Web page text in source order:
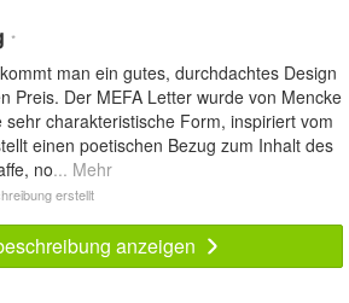
*
man ein gutes, durchdachtes Design
Preis. Der MEFA Letter wurde von Mencke
sehr charakteristische Form, inspiriert vom
einen poetischen Bezug zum Inhalt des
no... Mehr
erstellt
anzeigen